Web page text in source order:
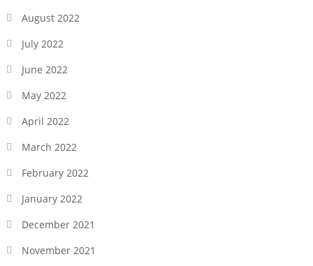
August 2022
July 2022
June 2022
May 2022
April 2022
March 2022
February 2022
January 2022
December 2021
November 2021